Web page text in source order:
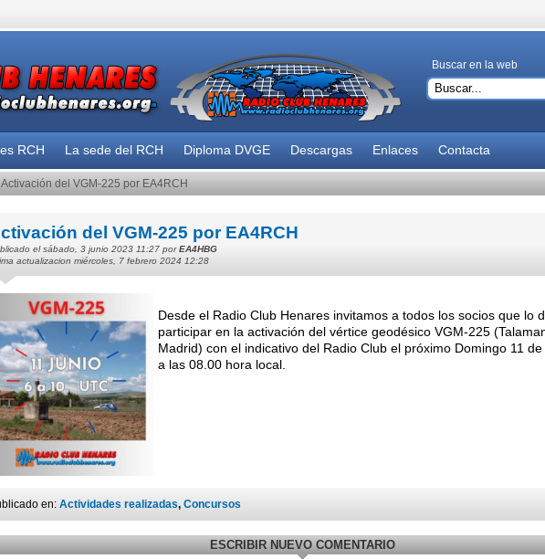
Buscar en la web
RCH La sede del RCH Diploma DVGE Descargas Enlaces Contacta
Activación del VGM-225 por EA4RCH
del VGM-225 por EA4RCH
el sábado, 3 junio 2023 11:27 porEA4HBG
actualizacion miércoles, 7 febrero 2024 12:28
Desde el Radio Club Henares invitamos a todos los socios que lo
participar en la activación del vértice geodésico VGM-225
Madrid) con el indicativo del Radio Club el próximo Domingo 11
a las 08.00 hora local.
en: Actividades realizadas, Concursos
ESCRIBIR NUEVO COMENTARIO